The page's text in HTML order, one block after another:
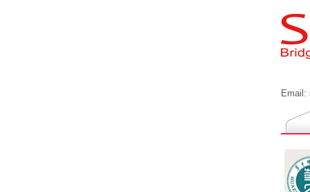
Email: